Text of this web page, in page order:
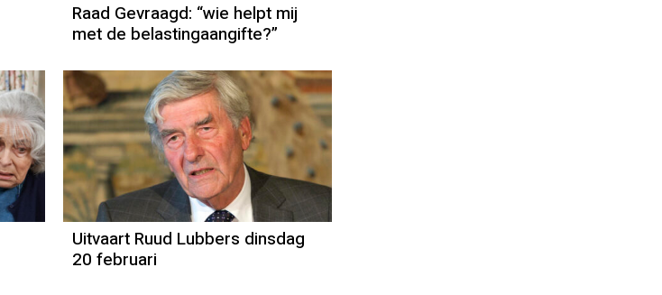
Raad Gevraagd: “wie helpt mij
met de belastingaangifte?”
Uitvaart Ruud Lubbers dinsdag
20 februari